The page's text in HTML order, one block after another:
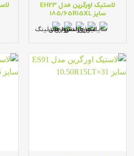
لاستیک اورگرین مدل EH23
سایز 185/65R15XL